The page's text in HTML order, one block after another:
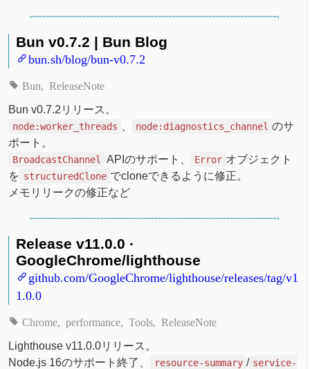
Bun v0.7.2 | Bun Blog
bun.sh/blog/bun-v0.7.2
Bun ReleaseNote
Bun v0.7.2リリース。
node:worker_threads node:diagnostics_channel のサ
ポート。
BroadcastChannel APIのサポート、 Error オブジェクト
を structuredClone でcloneできるように修正。
メモリリークの修正など
Release v11.0.0 ·
GoogleChrome/lighthouse
github.com/GoogleChrome/lighthouse/releases/tag/v1
1.0.0
Chrome performance Tools ReleaseNote
Lighthouse v11.0.0リリース。
Node.js 16のサポート終了、
resource-summary / service-